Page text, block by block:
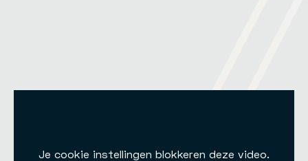
Je cookie instellingen blokkeren deze video.